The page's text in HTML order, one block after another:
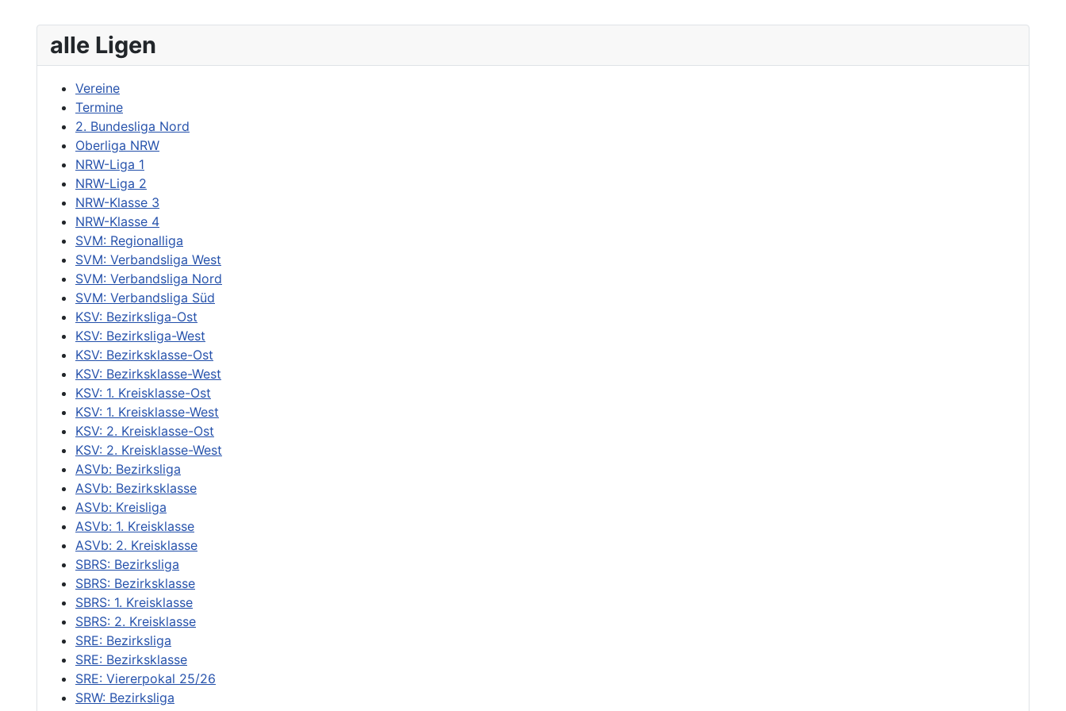
alle Ligen
Vereine
Termine
2. Bundesliga Nord
Oberliga NRW
NRW-Liga 1
NRW-Liga 2
NRW-Klasse 3
NRW-Klasse 4
SVM: Regionalliga
SVM: Verbandsliga West
SVM: Verbandsliga Nord
SVM: Verbandsliga Süd
KSV: Bezirksliga-Ost
KSV: Bezirksliga-West
KSV: Bezirksklasse-Ost
KSV: Bezirksklasse-West
KSV: 1. Kreisklasse-Ost
KSV: 1. Kreisklasse-West
KSV: 2. Kreisklasse-Ost
KSV: 2. Kreisklasse-West
ASVb: Bezirksliga
ASVb: Bezirksklasse
ASVb: Kreisliga
ASVb: 1. Kreisklasse
ASVb: 2. Kreisklasse
SBRS: Bezirksliga
SBRS: Bezirksklasse
SBRS: 1. Kreisklasse
SBRS: 2. Kreisklasse
SRE: Bezirksliga
SRE: Bezirksklasse
SRE: Viererpokal 25/26
SRW: Bezirksliga